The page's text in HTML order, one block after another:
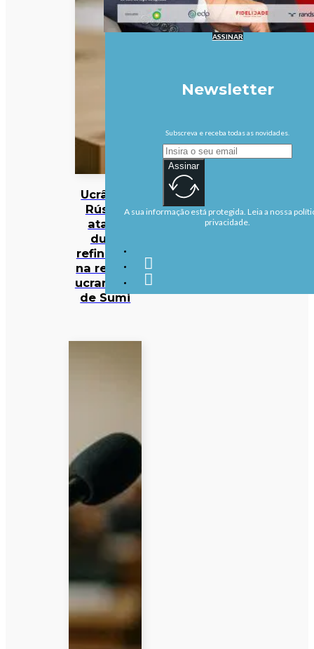
Ucrânia:
Rússia
ataca
duas
refinarias
na região
ucraniana
de Sumi
ASSINAR
Newsletter
Subscreva e receba todas as novidades.
Assinar
A sua informação está protegida. Leia a nossa
privacidade.